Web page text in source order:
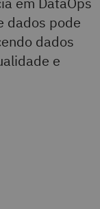
dados pode
dados
e